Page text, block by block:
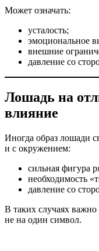
Может означать:
усталость;
эмоциональное
внешние
давление со
Лошадь на
влияние
Иногда образ лошади
и с окружением:
сильная фигура
необходимость
давление со
В таких случаях важно
не на один символ.